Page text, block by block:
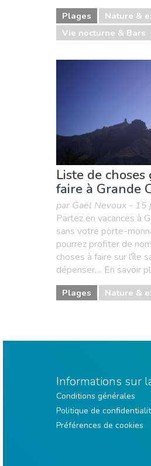
Plages Nature &
Vie nocturne & Bars
Liste de
faire à Grande
par Gaël Nevoux - 15
Partez en vacances à
sans votre porte-
pourrez profiter de
choses à faire sur l'île
dépenser.... En savoir
Plages Nature &
Informations sur
Conditions générales
Politique de
Préférences de cookies